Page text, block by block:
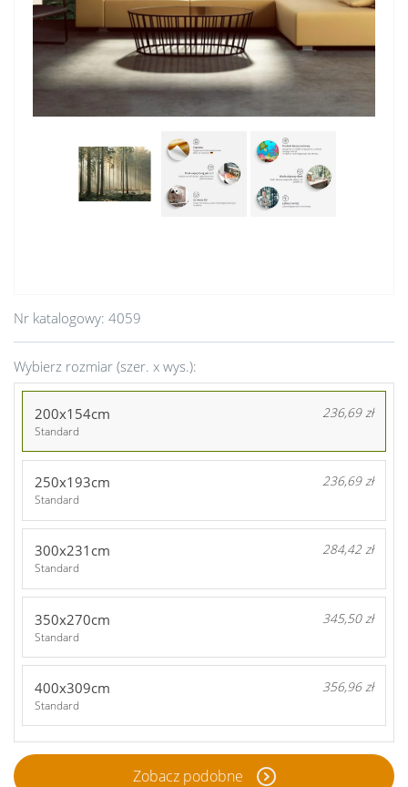
Nr katalogowy: 4059
Wybierz rozmiar (szer. x wys.):
200x154cm 236,69 zł
Standard
250x193cm 236,69 zł
Standard
300x231cm 284,42 zł
Standard
350x270cm 345,50 zł
Standard
400x309cm 356,96 zł
Standard
Zobacz podobne